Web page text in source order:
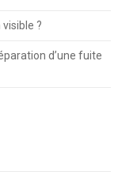
?
d’une fuite